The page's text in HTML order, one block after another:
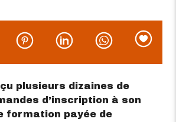
plusieurs dizaines de
d’inscription à son
formation payée de